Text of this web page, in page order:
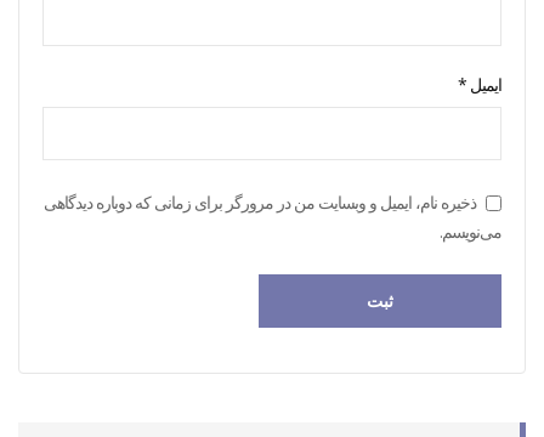
ایمیل *
ذخیره نام، ایمیل و وبسایت من در مرورگر برای زمانی که دوباره دیدگاهی
می‌نویسم.